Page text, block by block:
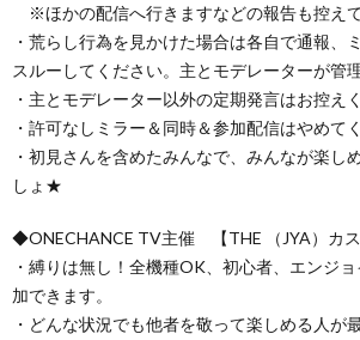
※ほかの配信へ行きますなどの報告も控えて
・荒らし行為を見かけた場合は各自で通報、
スルーしてください。主とモデレーターが管理
・主とモデレーター以外の定期発言はお控え
・許可なしミラー＆同時＆参加配信はやめて
・初見さんを含めたみんなで、みんなが楽し
しょ★
◆ONECHANCE TV主催 【THE （JYA）カス
・縛りは無し！全機種OK、初心者、エンジ
加できます。
・どんな状況でも他者を敬って楽しめる人が